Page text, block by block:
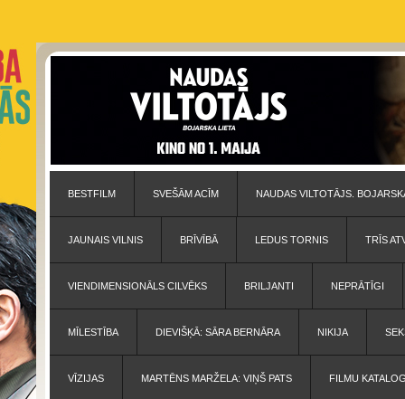
BESTFILM SVEŠĀM ACĪM NAUDAS VILTOTĀJS.
JAUNAIS VILNIS BRĪVĪBĀ LEDUS TORNIS TRĪS
VIENDIMENSIONĀLS CILVĒKS BRILJANTI NEPRĀTĪGI
MĪLESTĪBA DIEVIŠĶĀ: SĀRA BERNĀRA NIKIJA
VĪZIJAS MARTĒNS MARŽELA: VIŅŠ PATS FILMU